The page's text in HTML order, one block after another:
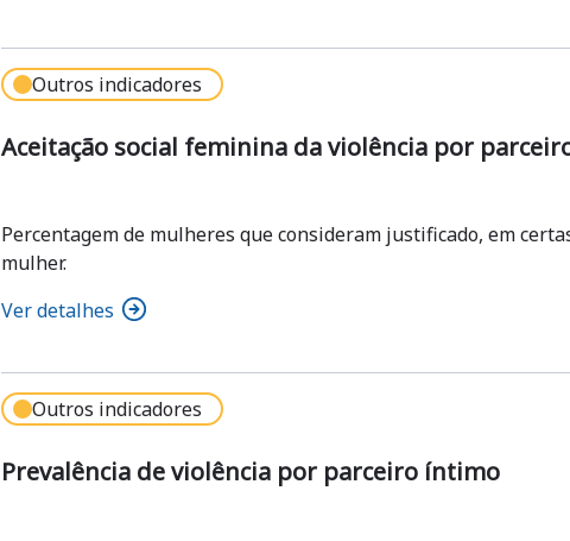
Outros indicadores
Aceitação social feminina da violência por
Percentagem de mulheres que consideram justificado, em
mulher.
Ver detalhes
Outros indicadores
Prevalência de violência por parceiro íntimo